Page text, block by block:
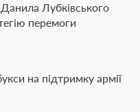
Лубківського
перемоги
на підтримку армії